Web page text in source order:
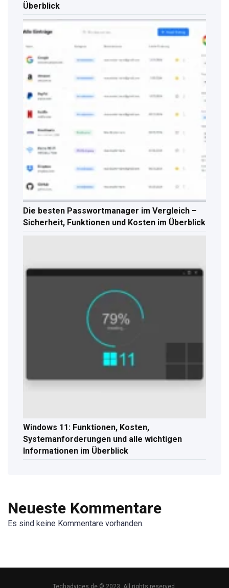
Überblick
Die besten Passwortmanager im Vergleich –
Sicherheit, Funktionen und Kosten im Überblick
Windows 11: Funktionen, Kosten,
Systemanforderungen und alle wichtigen
Informationen im Überblick
Neueste Kommentare
Es sind keine Kommentare vorhanden.
Techadvices.de © 2023. All rights reserved.